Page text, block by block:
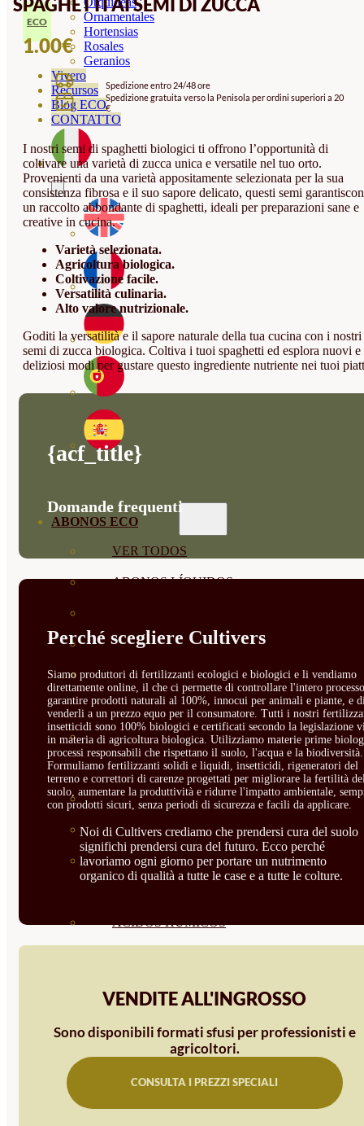
Ornamentales
Hortensias
Rosales
Geranios
Vivero
Recursos
Blog ECO
CONTATTO
ABONOS ECO
VER TODOS
ABONOS LÍQUIDOS
BIOESTIMULANTES
SUSTRATOS Y
DECORATIVAS
CORRECTORES DE
CARENCIAS
ENRAIZANTES
MADURACIÓN Y ENGORDE
REGENERADORES DEL
ÁCIDOS HÚMICOS
PLANTAS INTERIOR
GROWPUNCH
SEMILLAS
ECO
1.00€
Spedizione entro 24/48 ore
Spedizione gratuita verso la Penisola per ordini superiori a 20
€
I nostri semi di spaghetti biologici ti offrono l’opportunità di
coltivare una varietà di zucca unica e versatile nel tuo orto.
Provenienti da una varietà appositamente selezionata per la sua
consistenza fibrosa e il suo sapore delicato, questi semi
un raccolto abbondante di spaghetti, ideali per preparazioni sane e
creative in cucina.
Varietà selezionata.
Agricoltura biologica.
Coltivazione facile.
Versatilità culinaria.
Alto valore nutrizionale.
Goditi la versatilità e il sapore naturale della tua cucina con i nostri
semi di zucca biologica. Coltiva i tuoi spaghetti ed esplora nuovi e
deliziosi modi per gustare questo ingrediente nutriente nei tuoi
{acf_title}
Domande frequenti
Perché scegliere Cultivers
Siamo produttori di fertilizzanti ecologici e biologici e li vendiamo
direttamente online, il che ci permette di controllare l'intero
garantire prodotti naturali al 100%, innocui per animali e piante, e
venderli a un prezzo equo per il consumatore. Tutti i nostri
insetticidi sono 100% biologici e certificati secondo la legislazione
in materia di agricoltura biologica. Utilizziamo materie prime
processi responsabili che rispettano il suolo, l'acqua e la biodiversità.
Formuliamo fertilizzanti solidi e liquidi, insetticidi, rigeneratori del
terreno e correttori di carenze progettati per migliorare la fertilità
suolo, aumentare la produttività e ridurre l'impatto ambientale,
con prodotti sicuri, senza periodi di sicurezza e facili da applicare.
Noi di Cultivers crediamo che prendersi cura del suolo
significhi prendersi cura del futuro. Ecco perché
lavoriamo ogni giorno per portare un nutrimento
organico di qualità a tutte le case e a tutte le colture.
VENDITE ALL'INGROSSO
Sono disponibili formati sfusi per professionisti e
agricoltori.
CONSULTA I PREZZI SPECIALI